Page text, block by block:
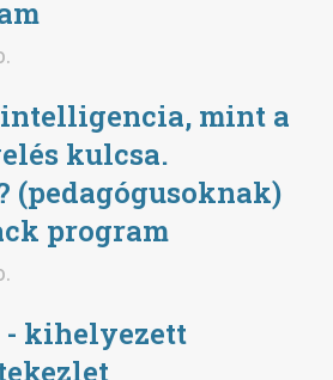
mint a
kulcsa.
(pedagógusoknak)
program
- kihelyezett